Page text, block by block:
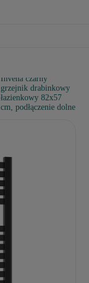
Invena czarny
grzejnik drabinkowy
łazienkowy 82x57
cm, podłączenie dolne